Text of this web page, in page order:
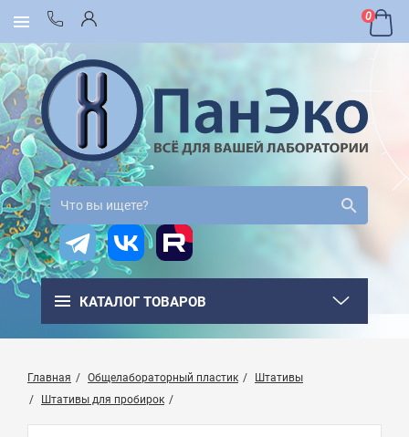
0
КАТАЛОГ ТОВАРОВ
Главная Общелабораторный пластик
Штативы
Штативы для пробирок